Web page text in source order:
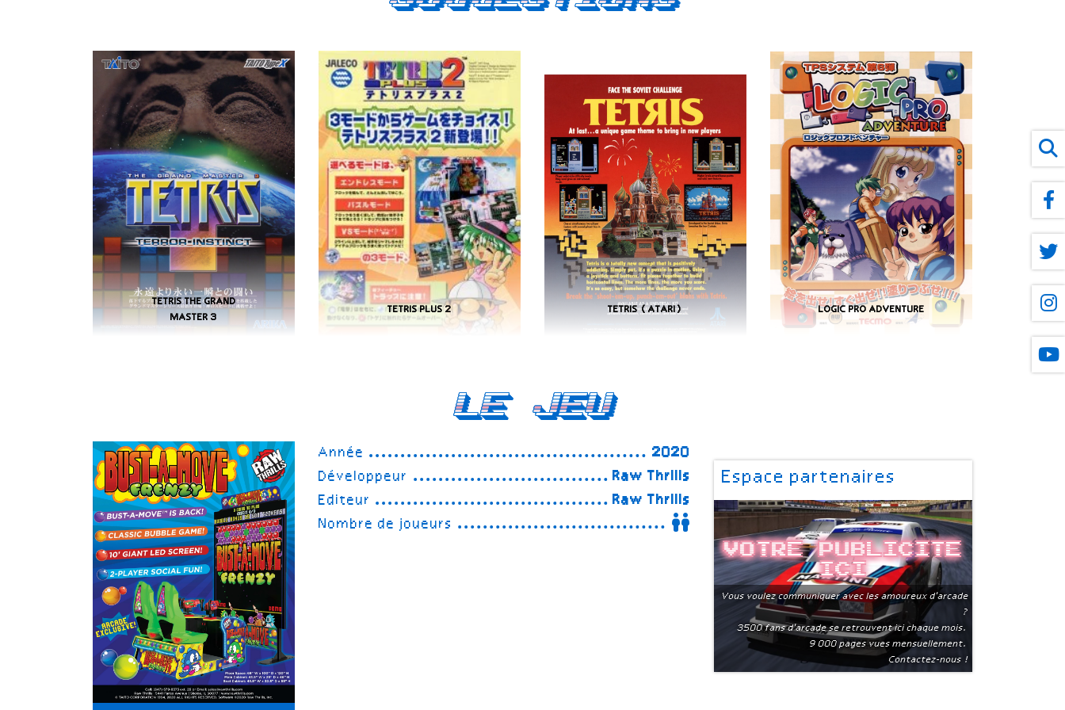
Le Jeu
Année
2020
Développeur
Raw Thrills
Editeur
Raw Thrills
Nombre de joueurs
Espace partenaires
Votre publicite
ici
Vous voulez communiquer avec les amoureux d'arcade
?
3500 fans d'arcade se retrouvent ici chaque mois.
9 000 pages vues mensuellement.
Contactez-nous !
TETRIS THE GRAND
MASTER 3
TETRIS PLUS 2 TETRIS (ATARI) LOGIC PRO ADVENTURE